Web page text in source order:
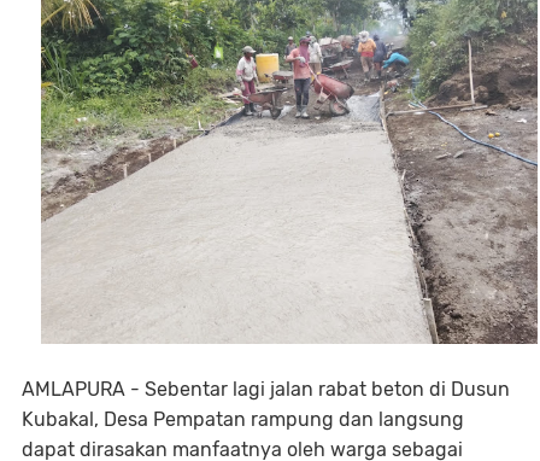
AMLAPURA - Sebentar lagi jalan rabat beton di Dusun
Kubakal, Desa Pempatan rampung dan langsung
dapat dirasakan manfaatnya oleh warga sebagai